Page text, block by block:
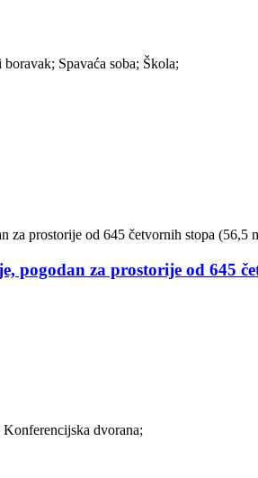
Spavaća soba; Škola;
pogodan za prostorije od 645
dvorana;